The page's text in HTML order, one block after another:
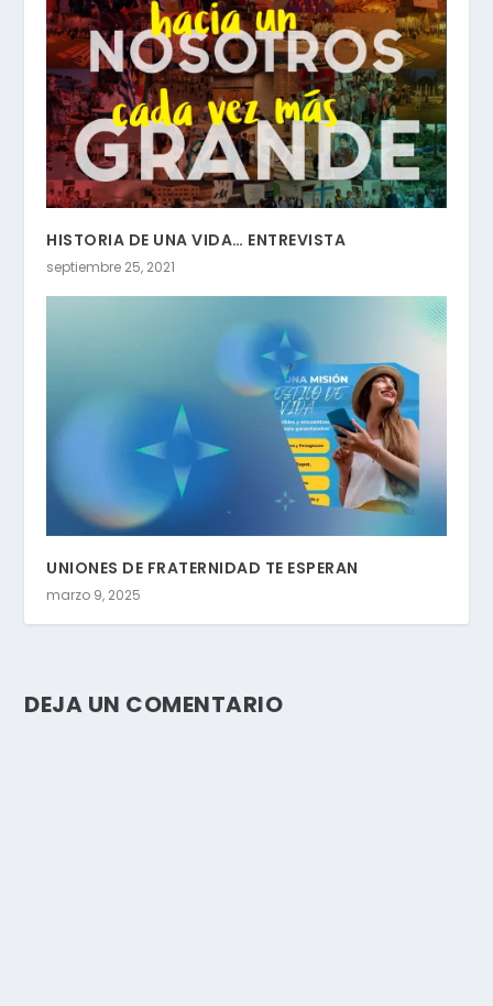
HISTORIA DE UNA VIDA… ENTREVISTA
septiembre 25, 2021
UNIONES DE FRATERNIDAD TE ESPERAN
marzo 9, 2025
DEJA UN COMENTARIO